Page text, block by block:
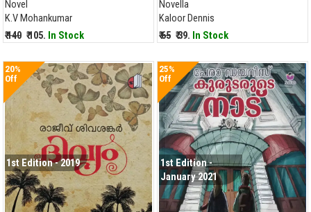
Novel
K.V Mohankumar
₹ 140 ₹ 105. In Stock
Novella
Kaloor Dennis
₹ 65 ₹ 39. In Stock
20%
Off
1st Edition - 2019
25%
Off
1st Edition -
January 2021